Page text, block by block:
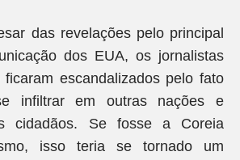
das revelações pelo principal
dos EUA, os jornalistas
escandalizados pelo fato
infiltrar em outras nações e
cidadãos. Se fosse a Coreia
isso teria se tornado um